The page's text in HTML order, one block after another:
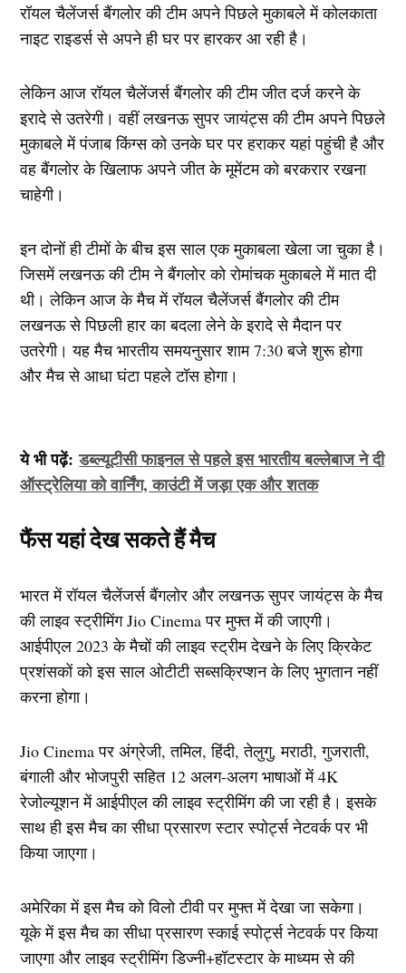
रॉयल चैलेंजर्स बैंगलोर की टीम अपने पिछले मुकाबले में कोलकाता
नाइट राइडर्स से अपने ही घर पर हारकर आ रही है।
लेकिन आज रॉयल चैलेंजर्स बैंगलोर की टीम जीत दर्ज करने के
इरादे से उतरेगी। वहीं लखनऊ सुपर जायंट्स की टीम अपने पिछले
मुकाबले में पंजाब किंग्स को उनके घर पर हराकर यहां पहुंची है और
वह बैंगलोर के खिलाफ अपने जीत के मूमेंटम को बरकरार रखना
चाहेगी।
इन दोनों ही टीमों के बीच इस साल एक मुकाबला खेला जा चुका है।
जिसमें लखनऊ की टीम ने बैंगलोर को रोमांचक मुकाबले में मात दी
थी। लेकिन आज के मैच में रॉयल चैलेंजर्स बैंगलोर की टीम
लखनऊ से पिछली हार का बदला लेने के इरादे से मैदान पर
उतरेगी। यह मैच भारतीय समयनुसार शाम 7:30 बजे शुरू होगा
और मैच से आधा घंटा पहले टॉस होगा।
ये भी पढ़ें:डब्ल्यूटीसी फाइनल से पहले इस भारतीय बल्लेबाज ने दी
ऑस्ट्रेलिया को वार्निंग, काउंटी में जड़ा एक और शतक
फैंस यहां देख सकते हैं मैच
भारत में रॉयल चैलेंजर्स बैंगलोर और लखनऊ सुपर जायंट्स के मैच
की लाइव स्ट्रीमिंग Jio Cinema पर मुफ्त में की जाएगी।
आईपीएल 2023 के मैचों की लाइव स्ट्रीम देखने के लिए क्रिकेट
प्रशंसकों को इस साल ओटीटी सब्सक्रिप्शन के लिए भुगतान नहीं
करना होगा।
Jio Cinema पर अंग्रेजी, तमिल, हिंदी, तेलुगु, मराठी, गुजराती,
बंगाली और भोजपुरी सहित 12 अलग-अलग भाषाओं में 4K
रेजोल्यूशन में आईपीएल की लाइव स्ट्रीमिंग की जा रही है। इसके
साथ ही इस मैच का सीधा प्रसारण स्टार स्पोर्ट्स नेटवर्क पर भी
किया जाएगा।
अमेरिका में इस मैच को विलो टीवी पर मुफ्त में देखा जा सकेगा।
यूके में इस मैच का सीधा प्रसारण स्काई स्पोर्ट्स नेटवर्क पर किया
जाएगा और लाइव स्ट्रीमिंग डिज्नी+हॉटस्टार के माध्यम से की